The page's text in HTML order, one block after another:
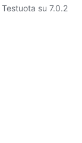
Testuota su 7.0.2